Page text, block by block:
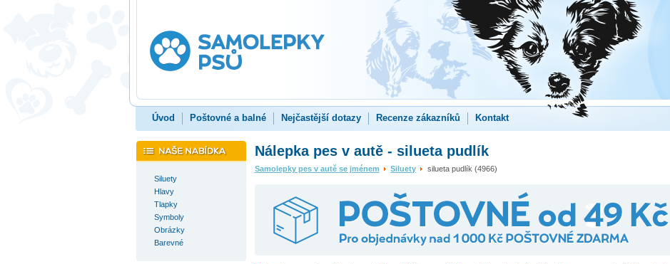
Úvod Poštovné a balné Nejčastější dotazy Recenze zákazníků Kontakt
Siluety
Hlavy
Tlapky
Symboly
Obrázky
Barevné
Nálepka pes v autě - silueta pudlík
Samolepky pes v autě se jménem Siluety silueta pudlík (4966)